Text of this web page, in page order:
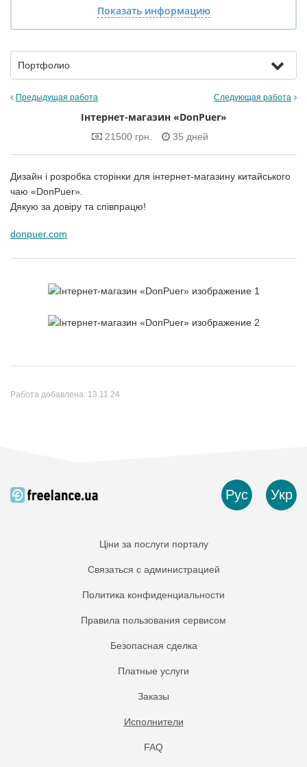
Показать информацию
Портфолио
Предыдущая работа Следующая работа
Інтернет-магазин «DonPuer»
21500 грн. 35 дней
Дизайн і розробка сторінки для інтернет-магазину китайського
чаю «DonPuer».
Дякую за довіру та співпрацю!
donpuer.com
Работа добавлена: 13.11.24
Рус Укр
Ціни за послуги порталу
Связаться с администрацией
Политика конфиденциальности
Правила пользования сервисом
Безопасная сделка
Платные услуги
Заказы
Исполнители
FAQ